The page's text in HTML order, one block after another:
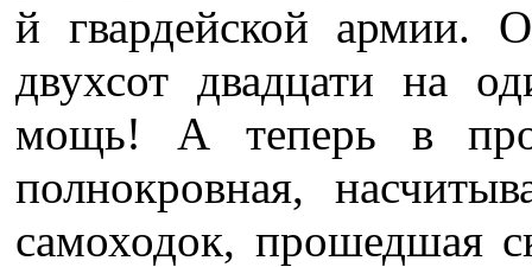
й гвардейской армии.
двухсот двадцати на
мощь! А теперь в
полнокровная,
самоходок, прошедшая